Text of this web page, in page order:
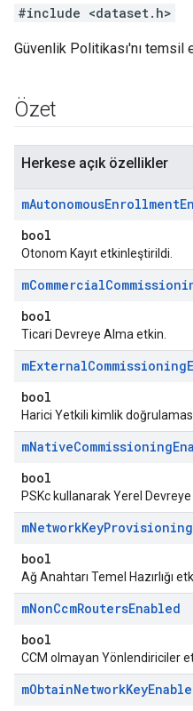
#include <dataset.h>
Güvenlik Politikası'nı temsil
Özet
Herkese açık özellikler
mAutonomousEnrollment
bool
Otonom Kayıt etkinleştirildi.
mCommercial
bool
Ticari Devreye Alma etkin.
mExternalCommissioning
bool
Harici Yetkili kimlik
mNativeCommissioning
bool
PSKc kullanarak Yerel
mNetworkKeyProvisioning
bool
Ağ Anahtarı Temel Hazırlığı
mNonCcmRoutersEnabled
bool
CCM olmayan Yönlendiriciler
mObtainNetworkKey